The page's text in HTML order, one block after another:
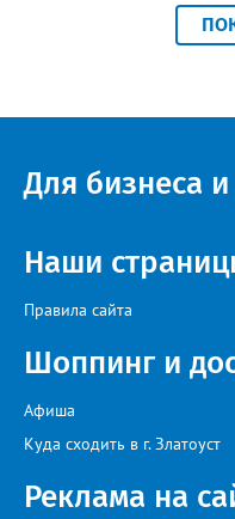
прослушивания
наставников,
Челябинской,
идейный вдохновитель,
певец, победитель
искусства «Золотая лира»,
на Первом канале,
Для бизнеса
Наши
Правила сайта
Шоппинг и
Афиша
Куда сходить в г. Златоуст
Реклама на